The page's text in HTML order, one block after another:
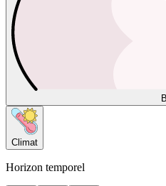
Climat
Horizon temporel